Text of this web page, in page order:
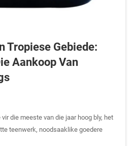
Tropiese Gebiede:
Aankoop Van
die meeste van die jaar hoog bly, het
teenwerk, noodsaaklike goedere
Geelkoelkussings het na vore